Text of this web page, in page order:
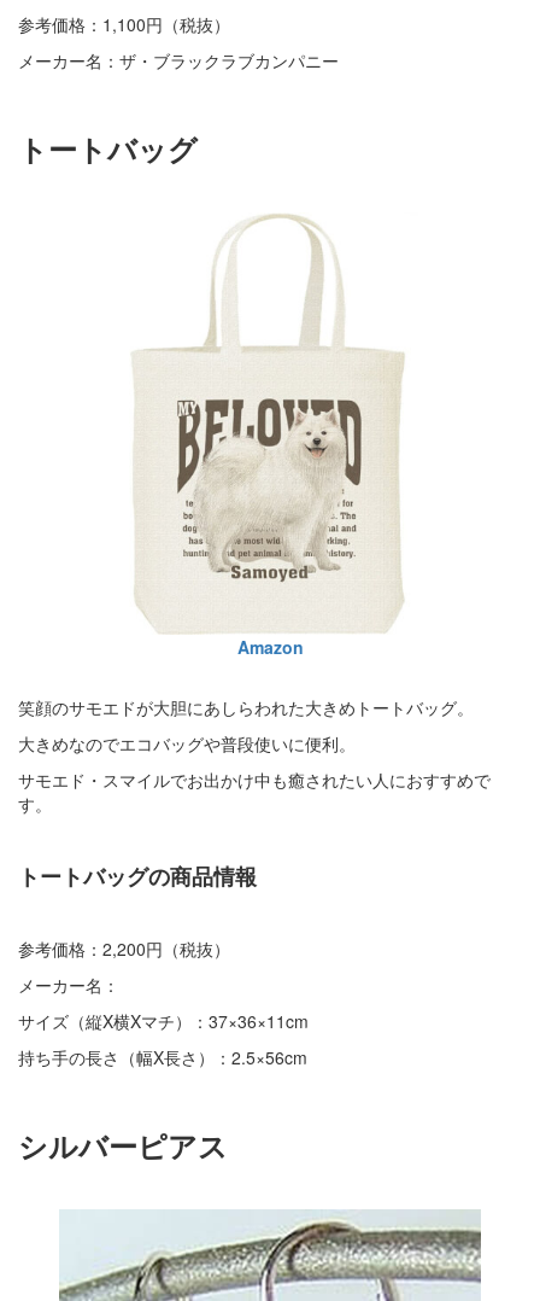
参考価格：1,100円（税抜）
メーカー名：ザ・ブラックラブカンパニー
トートバッグ
Amazon
笑顔のサモエドが大胆にあしらわれた大きめトートバッグ。
大きめなのでエコバッグや普段使いに便利。
サモエド・スマイルでお出かけ中も癒されたい人におすすめで
す。
トートバッグの商品情報
参考価格：2,200円（税抜）
メーカー名：
サイズ（縦X横Xマチ）：37×36×11cm
持ち手の長さ（幅X長さ）：2.5×56cm
シルバーピアス